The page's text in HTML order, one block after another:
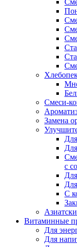
Смеси-
Замена
с
С
Витаминные
Для
Для